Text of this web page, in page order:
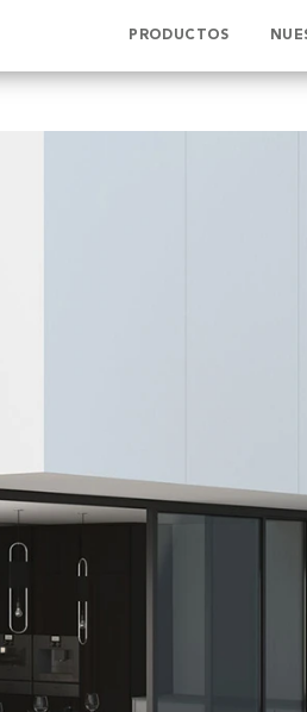
PRODUCTOS